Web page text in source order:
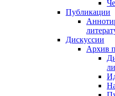
Публикации
Дискуссии
Архив